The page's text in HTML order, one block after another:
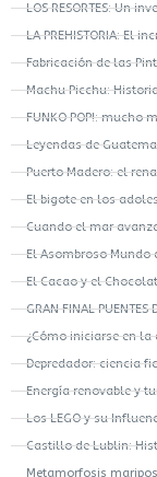
LOS RESORTES: Un
LA PREHISTORIA: El
Fabricación de las
Machu Picchu:
FUNKO POP!: mucho
Leyendas de
Puerto Madero: el
El bigote en los
Cuando el mar
El Asombroso Mundo
El Cacao y el
GRAN FINAL PUENTES
¿Cómo iniciarse en la
Depredador: ciencia
Energía renovable y
Los LEGO y su
Castillo de Lublin:
Metamorfosis